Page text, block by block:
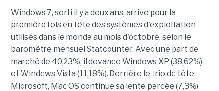
Windows 7, sorti il y a deux ans, arrive pour la
première fois en tête des systèmes d'exploitation
utilisés dans le monde au mois d'octobre, selon le
baromètre mensuel Statcounter. Avec une part de
marché de 40,23%, il devance Windows XP (38,62%)
et Windows Vista (11,18%). Derrière le trio de tête
Microsoft, Mac OS continue sa lente percée (7,3%)